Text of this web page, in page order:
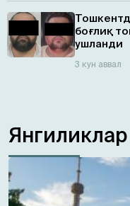
боғлиқ
ушланди
3 кун аввал
Янгиликлар